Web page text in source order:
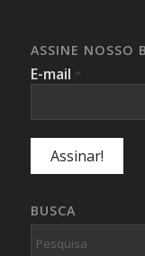
ASSINE NOSSO
E-mail *
BUSCA